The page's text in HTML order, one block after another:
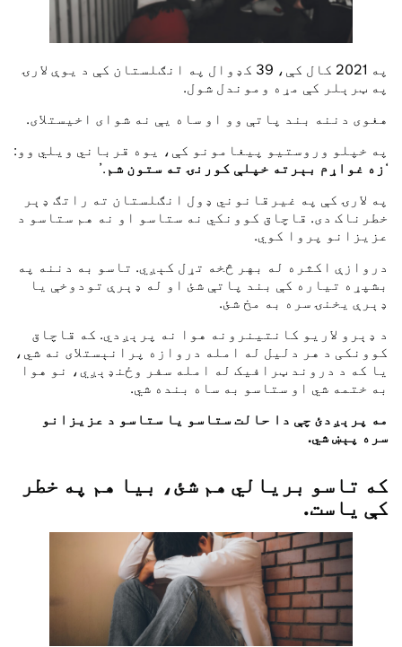
په 2021 کال کې، 39 کډوال په انګلستان کې د یوې لارۍ
په ټرېلر کې مړه وموندل شول.
هغوی دننه بند پاتې وو او ساه یې نه شوای اخیستلای.
په خپلو وروستیو پیغامونو کې، یوه قرباني ویلي وو:
‘ زه غواړم بېرته خپلې کورنۍ ته ستون شم .’
په لارۍ کې په غیرقانوني ډول انګلستان ته راتګ ډېر
خطرناک دی. قاچاق کوونکي نه ستاسو او نه هم ستاسو د
عزیزانو پروا کوي.
دروازې اکثره له بهر څخه تړل کېږي. تاسو به دننه په
بشپړه تیاره کې بند پاتې شئ او له ډېرې تودوخې یا
ډېرې یخنۍ سره به مخ شئ.
د ډېرو لاریو کانتینرونه هوا نه پرېږدي. که قاچاق
کوونکی د هر دلیل له امله دروازه پرانېستلای نه شي،
یا که د دروند ټرافیک له امله سفر وځنډېږي، نو هوا
به ختمه شي او ستاسو به ساه بنده شي.
مه پرېږدئ چې دا حالت ستاسو یا ستاسو د عزیزانو
سره پېښ شي.
که تاسو بریالي هم شئ، بیا هم په خطر
کې یاست.